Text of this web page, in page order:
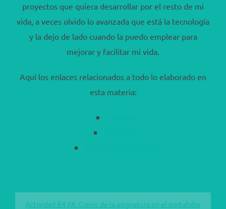
proyectos que quiera desarrollar por el resto de mi
vida, a veces olvido lo avanzada que está la tecnología
y la dejo de lado cuando la puedo emplear para
mejorar y facilitar mi vida.
Aquí los enlaces relacionados a todo lo elaborado en
esta materia:
Actividad R4 A6. Cierre de la asignatura en el portafolio